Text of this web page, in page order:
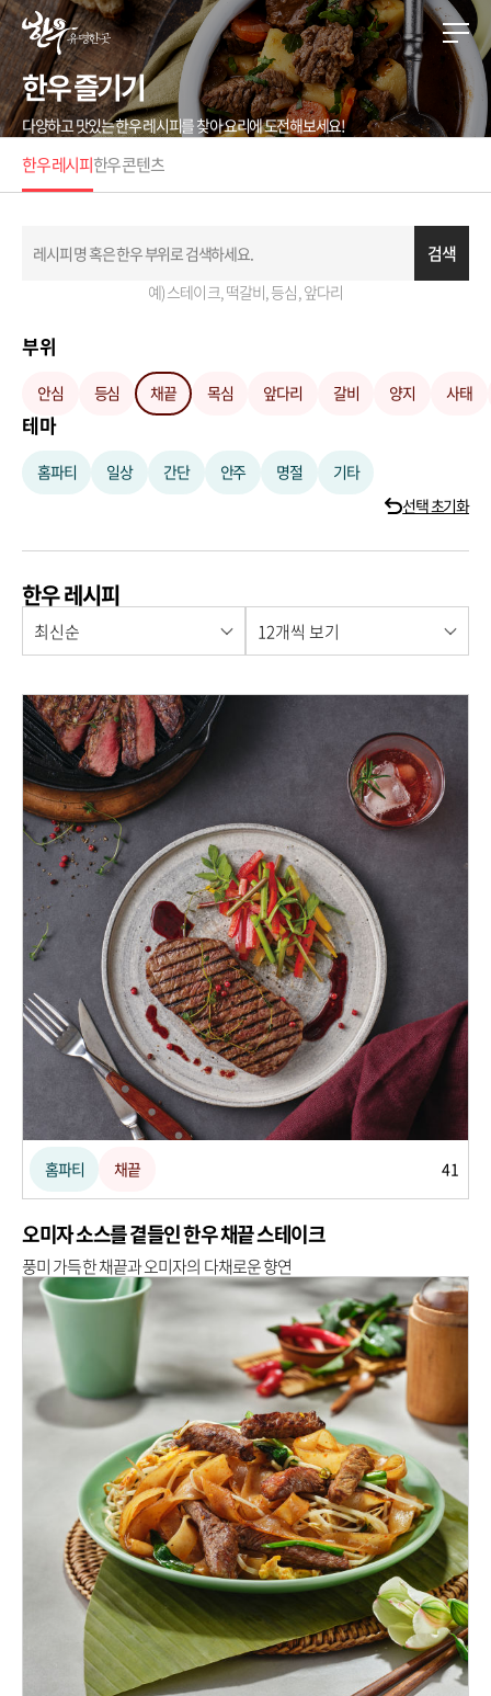
한우 즐기기
다양하고 맛있는 한우 레시피를 찾아 요리에 도전해보세요!
한우 레시피한우 콘텐츠
검색
예) 스테이크, 떡갈비, 등심, 앞다리
부위
안심 등심 채끝 목심 앞다리 갈비 양지 사태
테마
홈파티 일상 간단 안주 명절
기타
선택 초기화
한우 레시피
최신순 12개씩 보기
홈파티 채끝 41
오미자 소스를 곁들인 한우 채끝 스테이크
풍미 가득한 채끝과 오미자의 다채로운 향연